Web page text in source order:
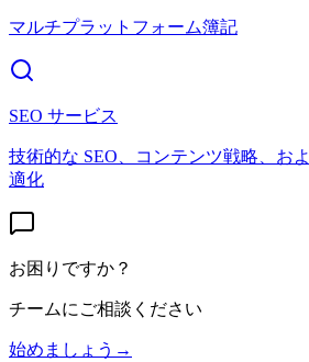
マルチプラットフォーム簿記
SEO サービス
技術的な SEO、コンテンツ戦略、お
適化
お困りですか？
チームにご相談ください
始めましょう →